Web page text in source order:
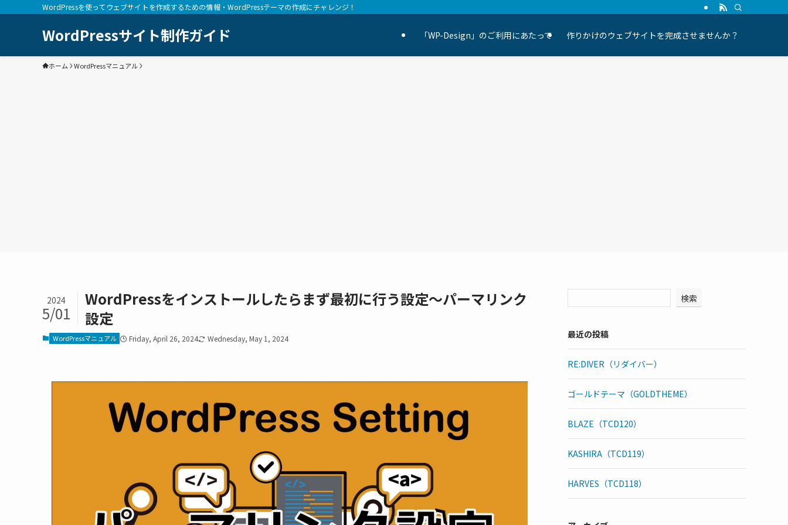
WordPressを使ってウェブサイトを作成するための情報・WordPressテーマの作成にチャレンジ！
WordPressサイト制作ガイド 「WP-Design」のご利用にあたって 作りかけのウェブサイトを完成させませんか？
ホーム WordPressマニュアル
WordPressをインストールしたらまず最初に行う設定～パーマリンク
設定
2024
5/01
WordPressマニュアル Friday, April 26, 2024 Wednesday, May 1, 2024
検索
最近の投稿
RE:DIVER（リダイバー）
ゴールドテーマ（GOLDTHEME）
BLAZE（TCD120）
KASHIRA（TCD119）
HARVES（TCD118）